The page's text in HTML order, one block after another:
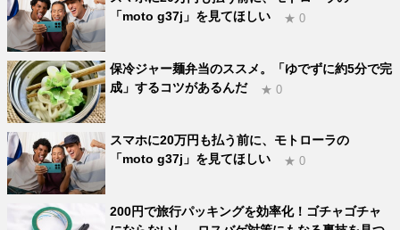
「moto g37j」を見てほしい
★ 0
保冷ジャー麺弁当のススメ。「ゆでずに約5分で完
成」するコツがあるんだ
★ 0
スマホに20万円も払う前に、モトローラの
「moto g37j」を見てほしい
★ 0
200円で旅行パッキングを効率化！ゴチャゴチャ